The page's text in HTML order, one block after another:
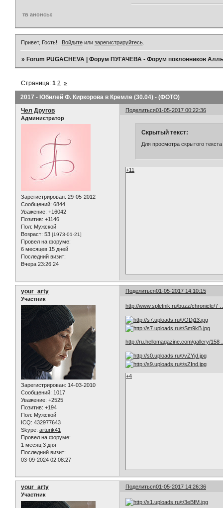
тв анонсы:
Привет, Гость! Войдитеили зарегистрируйтесь.
»Forum PUGACHEVA | Форум ПУГАЧЕВА - Форум поклонников
2017 - Юбилей Ф. Киркорова в Кремле (30.04) - (ФОТО)
Страница:1 2 »
Поделиться01-05-2017 00:22:36
Чел Другов
Администратор
Зарегистрирован: 29-05-2012
Сообщений: 6844
Уважение: +16042
Позитив: +1146
Пол: Мужской
Возраст: 53 [1973-01-21]
Провел на форуме:
6 месяцев 15 дней
Последний визит:
Вчера 23:26:24
Скрытый текст:
Для просмотра скрытого
+11
Поделиться01-05-2017 14:10:15
your_arty
Участник
Зарегистрирован: 14-03-2010
Сообщений: 1017
Уважение: +2525
Позитив: +194
Пол: Мужской
ICQ: 432977643
Skype: arturik41
Провел на форуме:
1 месяц 3 дня
Последний визит:
03-09-2024 02:08:27
http://www.spletnik.ru/buzz/chronicle/7
http://ru.hellomagazine.com/gallery/
+4
Поделиться01-05-2017 14:26:36
your_arty
Участник